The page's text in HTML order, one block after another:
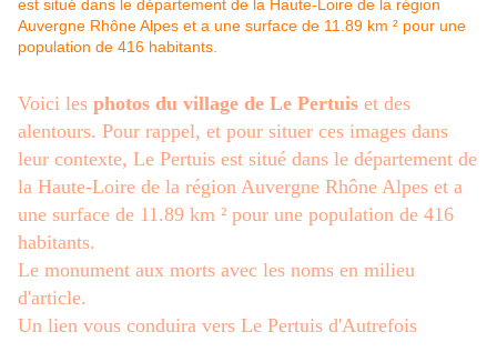
Voici les photos du village de Le Pertuis et des
alentours. Pour rappel, et pour situer ces images dans
leur contexte, Le Pertuis est situé dans le département de
la Haute-Loire de la région Auvergne Rhône Alpes et a
une surface de 11.89 km ² pour une population de 416
habitants.
Le monument aux morts avec les noms en milieu
d'article.
Un lien vous conduira vers Le Pertuis d'Autrefois